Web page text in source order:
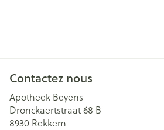
Contactez nous
Apotheek Beyens
Dronckaertstraat 68 B
8930 Rekkem